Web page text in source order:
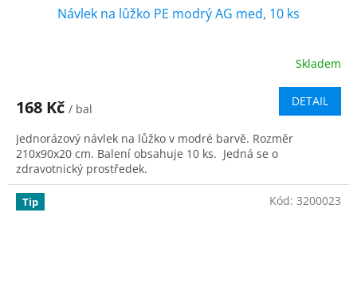
Návlek na lůžko PE modrý AG med, 10 ks
je
z
5
hvězdiček.
Skladem
168 Kč / bal
DETAIL
Jednorázový návlek na lůžko v modré barvě. Rozměr
210x90x20 cm. Balení obsahuje 10 ks. Jedná se o
zdravotnický prostředek.
Tip Kód: 3200023